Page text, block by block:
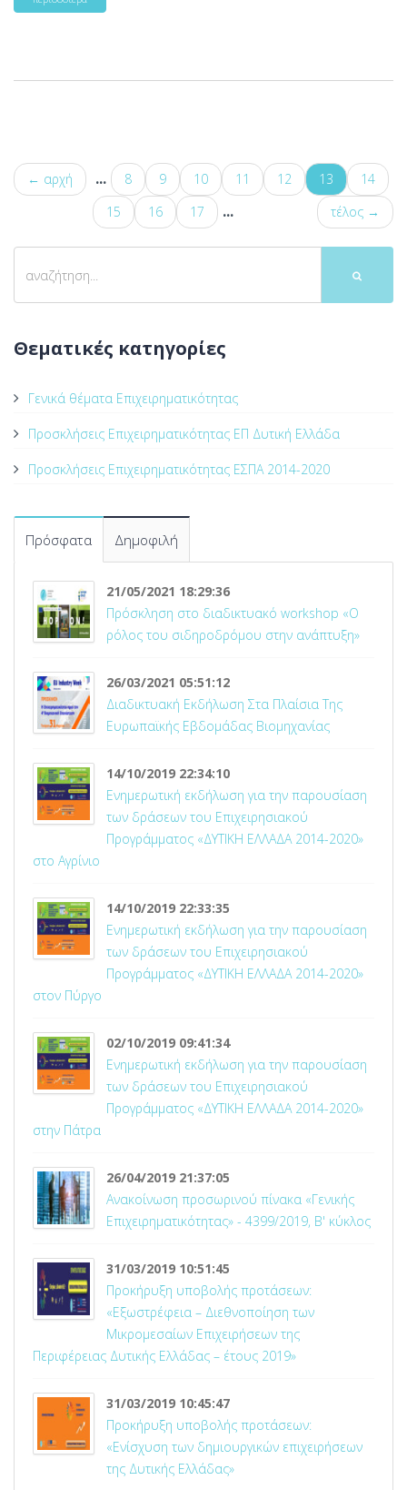
← αρχή ... 8 9 10 11 12 13
14
15
16 17 ... τέλος →
Θεματικές κατηγορίες
Γενικά θέματα Επιχειρηματικότητας
Προσκλήσεις Επιχειρηματικότητας ΕΠ Δυτική Ελλάδα
Προσκλήσεις Επιχειρηματικότητας ΕΣΠΑ 2014-2020
Πρόσφατα Δημοφιλή
21/05/2021 18:29:36
Πρόσκληση στο διαδικτυακό workshop «Ο
ρόλος του σιδηροδρόμου στην ανάπτυξη»
26/03/2021 05:51:12
Διαδικτυακή Εκδήλωση Στα Πλαίσια Της
Ευρωπαϊκής Εβδομάδας Βιομηχανίας
14/10/2019 22:34:10
Ενημερωτική εκδήλωση για την παρουσίαση
των δράσεων του Επιχειρησιακού
Προγράμματος «ΔΥΤΙΚΗ ΕΛΛΑΔΑ 2014-2020»
στο Αγρίνιο
14/10/2019 22:33:35
Ενημερωτική εκδήλωση για την παρουσίαση
των δράσεων του Επιχειρησιακού
Προγράμματος «ΔΥΤΙΚΗ ΕΛΛΑΔΑ 2014-2020»
στον Πύργο
02/10/2019 09:41:34
Ενημερωτική εκδήλωση για την παρουσίαση
των δράσεων του Επιχειρησιακού
Προγράμματος «ΔΥΤΙΚΗ ΕΛΛΑΔΑ 2014-2020»
στην Πάτρα
26/04/2019 21:37:05
Ανακοίνωση προσωρινού πίνακα «Γενικής
Επιχειρηματικότητας» - 4399/2019, Β' κύκλος
31/03/2019 10:51:45
Προκήρυξη υποβολής προτάσεων:
«Εξωστρέφεια – Διεθνοποίηση των
Μικρομεσαίων Επιχειρήσεων της
Περιφέρειας Δυτικής Ελλάδας – έτους 2019»
31/03/2019 10:45:47
Προκήρυξη υποβολής προτάσεων:
«Ενίσχυση των δημιουργικών επιχειρήσεων
της Δυτικής Ελλάδας»